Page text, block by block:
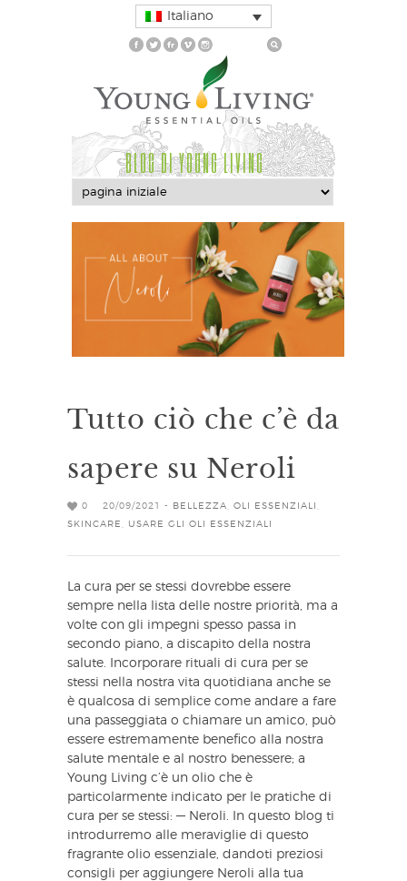
Italiano
BLOG DI YOUNG LIVING
Tutto ciò che c’è da
sapere su Neroli
0 20/09/2021 - BELLEZZA OLI ESSENZIALI
SKINCARE
USARE GLI OLI ESSENZIALI
La cura per se stessi dovrebbe essere
sempre nella lista delle nostre priorità, ma a
volte con gli impegni spesso passa in
secondo piano, a discapito della nostra
salute. Incorporare rituali di cura per se
stessi nella nostra vita quotidiana anche se
è qualcosa di semplice come andare a fare
una passeggiata o chiamare un amico, può
essere estremamente benefico alla nostra
salute mentale e al nostro benessere; a
Young Living c’è un olio che è
particolarmente indicato per le pratiche di
cura per se stessi: — Neroli. In questo blog ti
introdurremo alle meraviglie di questo
fragrante olio essenziale, dandoti preziosi
consigli per aggiungere Neroli alla tua